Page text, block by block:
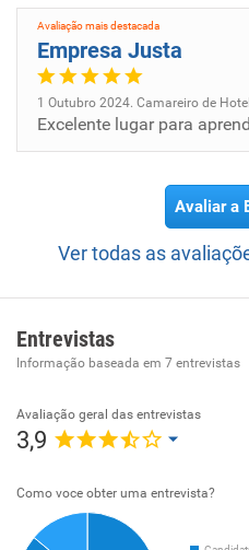
em 2024 pelo prêmio Prix
compromisso do Grupo com
O Grupo Estancorp concentra
hospitalidade, pautada pelo
pela cordialidade, pelo
Bem estar com a Alma
Avaliação mais destacada
Empresa Justa
1 Outubro 2024. Camareiro de
Avaliar a
Ver todas as
Entrevistas
Informação baseada em 7 entrevistas
Avaliação geral das entrevistas
3,9
Como voce obter uma entrevista?